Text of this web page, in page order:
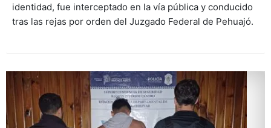
identidad, fue interceptado en la vía pública y conducido
tras las rejas por orden del Juzgado Federal de Pehuajó.